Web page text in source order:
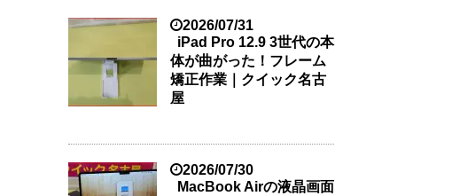
2026/07/31
iPad Pro 12.9 3世代の本
体が曲がった！フレーム
矯正作業｜クイック名古
屋
2026/07/30
MacBook Airの液晶画面